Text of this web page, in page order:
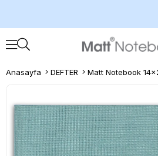
Anasayfa DEFTER